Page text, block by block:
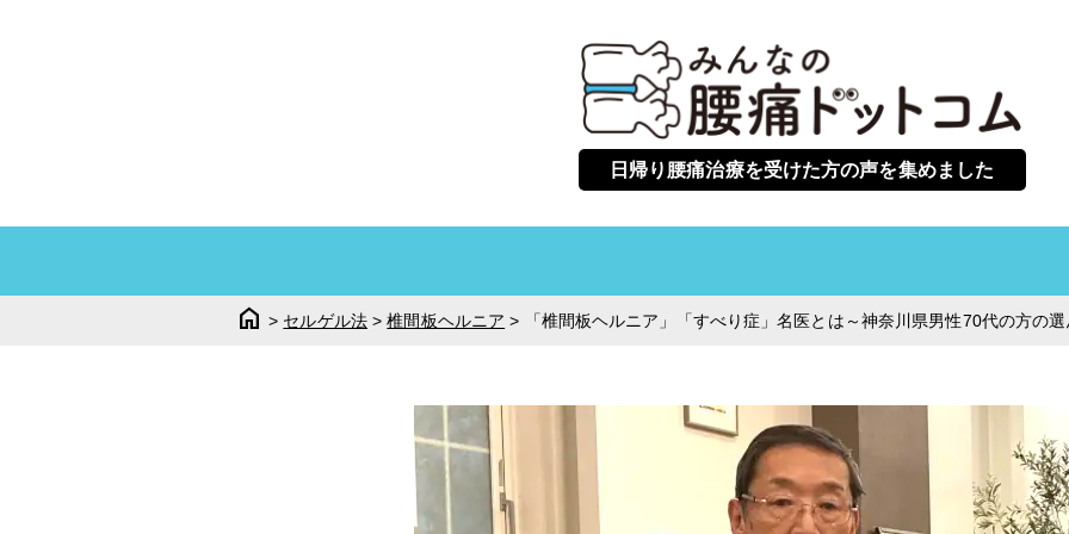
日帰り腰痛治療を受けた方の声を集めました
home > セルゲル法>椎間板ヘルニア > 「椎間板ヘルニア」「すべり症」名医とは～神奈川県男性70代の方の